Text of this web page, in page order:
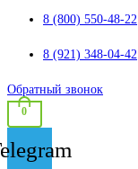
8 (800) 550-48-22
8 (921) 348-04-42
Обратный звонок
0